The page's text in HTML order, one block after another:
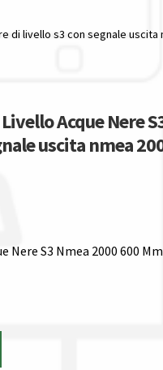
di livello s3 con segnale uscita
Acque Nere
uscita nmea
Nere S3 Nmea 2000 600 Mm